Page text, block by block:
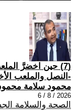
(7) حين اخضرَّ
-النصل والملعب
محمود سلامة
2026 / 8 / 6
الصحة والسلامة